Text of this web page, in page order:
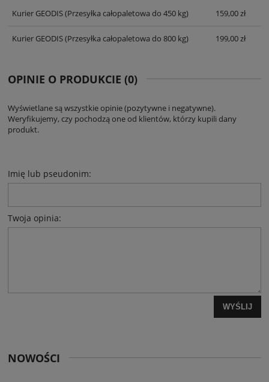
Kurier GEODIS(Przesyłka całopaletowa do 450 kg) 159,00 zł
Kurier GEODIS(Przesyłka całopaletowa do 800 kg) 199,00 zł
OPINIE O PRODUKCIE (0)
Wyświetlane są wszystkie opinie (pozytywne i negatywne).
Weryfikujemy, czy pochodzą one od klientów, którzy kupili dany
produkt.
Imię lub pseudonim:
Twoja opinia:
WYŚLIJ
NOWOŚCI